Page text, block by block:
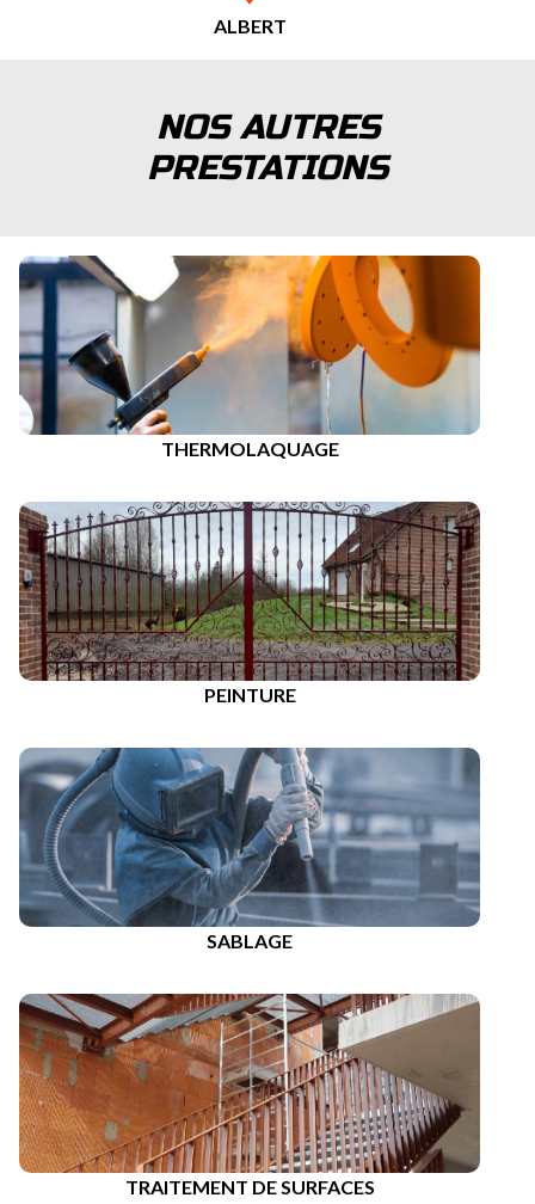
ALBERT
NOS AUTRES
PRESTATIONS
THERMOLAQUAGE
PEINTURE
SABLAGE
TRAITEMENT DE SURFACES